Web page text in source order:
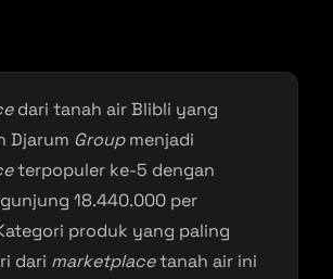
dari tanah air Blibli yang
Djarum Groupmenjadi
terpopuler ke-5 dengan
18.440.000 per
produk yang paling
dari marketplacetanah air ini